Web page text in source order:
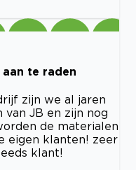
te raden
zijn we al jaren
JB en zijn nog
de materialen
eigen klanten! zeer
klant!